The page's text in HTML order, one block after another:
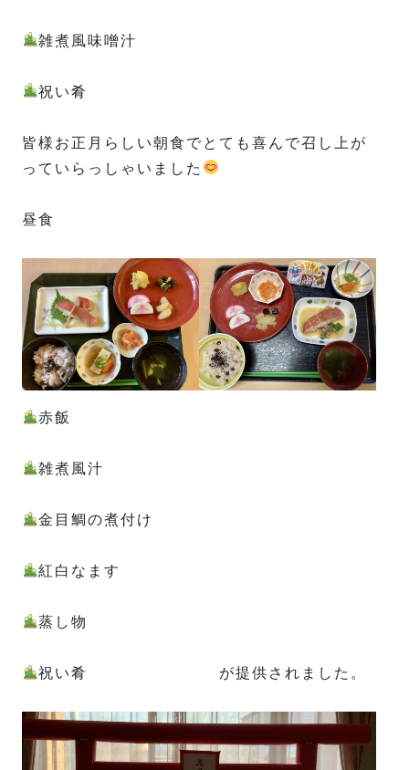
雑煮風味噌汁
祝い肴
皆様お正月らしい朝食でとても喜んで召し上が
っていらっしゃいました
昼食
赤飯
雑煮風汁
金目鯛の煮付け
紅白なます
蒸し物
祝い肴 が提供されました。